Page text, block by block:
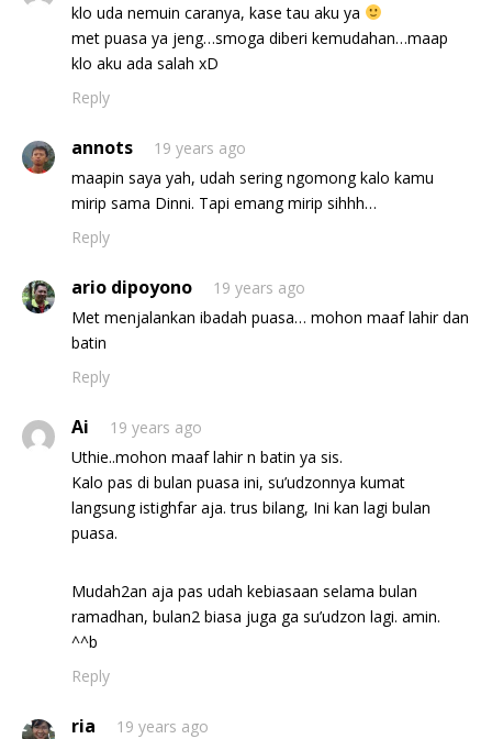
klo uda nemuin caranya, kase tau aku ya
met puasa ya jeng…smoga diberi kemudahan…maap
klo aku ada salah xD
Reply
annots
19 years ago
maapin saya yah, udah sering ngomong kalo kamu
mirip sama Dinni. Tapi emang mirip sihhh…
Reply
ario dipoyono
19 years ago
Met menjalankan ibadah puasa… mohon maaf lahir dan
batin
Reply
Ai
19 years ago
Uthie..mohon maaf lahir n batin ya sis.
Kalo pas di bulan puasa ini, su’udzonnya kumat
langsung istighfar aja. trus bilang, Ini kan lagi bulan
puasa.
Mudah2an aja pas udah kebiasaan selama bulan
ramadhan, bulan2 biasa juga ga su’udzon lagi. amin.
^^b
Reply
ria
19 years ago